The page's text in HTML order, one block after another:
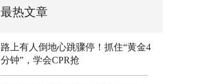
最热文章
路上有人倒地心跳骤停！抓住“黄金4
分钟”，学会CPR抢